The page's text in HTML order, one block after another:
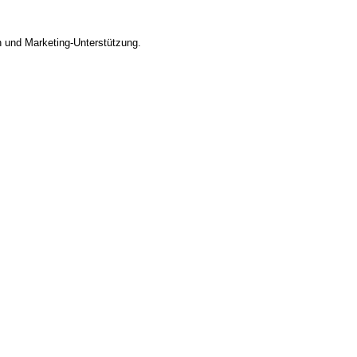
Marketing-Unterstützung.